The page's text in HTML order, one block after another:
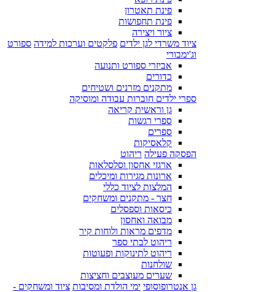
פינת תאטרון
פינת תחפושות
ציור ויצירה
ציוד משרדי לגן ילדים פלקטים וערכות למידה ספורט
וג'ימבורי
אביזרי ספורט ותנועה
כדורים
מתקנים מזרנים ושטיחים
ספרי ילדים חוברות עבודה ומוסיקה
גן וראשית קריאה
ספרי רגשות
ספרים
קלאסיקות
הפסקה פעילה ריהוט
ארגזי אחסון וסלסלאות
ארונות מגירות ומיכלים
המלצות לציוד כללי
חצר - מתקנים ומשחקים
כיסאות וספסלים
מבואה ואחסון
מדפים מראות ולוחות קיר
ריהוט לבתי ספר
ריהוט לתינוקות ופעוטות
שולחנות
שערים מעוצבים וחציצות
גן אנטרופוסופי ימי הולדת ומסיבות ציוד ומשחקים -